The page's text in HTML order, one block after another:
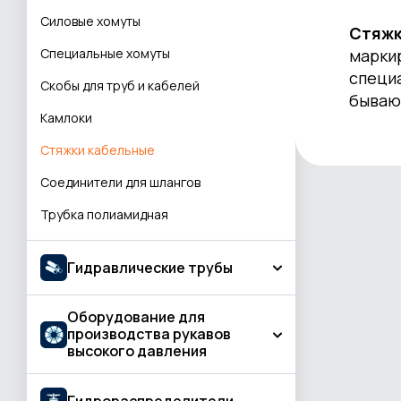
Угловой соединитель
Т-образные соединения
Соединения
Разное
Соединения проходные
Соединения проходные редукционные
Соединения переборочные
Соединения приварные
Соединения типа банджо
Соединения для подключения
Комплектующие и запасные части
Cиловые хомуты
Специальные хомуты
Скобы для труб и кабелей
Камлоки
Стяжки кабельные
Соединители для шлангов
Трубка полиамидная
Гидравлические трубы
Фосфатированные гидравлические
трубы
Оборудование для
производства рукавов
высокого давления